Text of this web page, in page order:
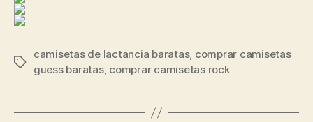
Etiquetas
camisetas de lactancia baratas, comprar camisetas
guess baratas, comprar camisetas rock